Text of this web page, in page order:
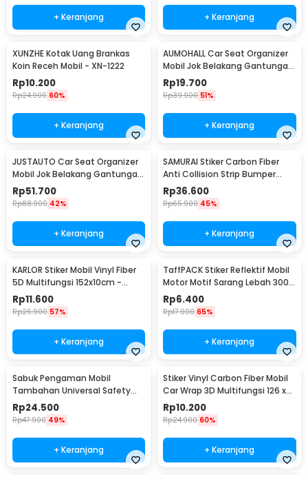
+ Keranjang + Keranjang
XUNZHE Kotak Uang Brankas
Koin Receh Mobil - XN-1222
Rp10.200
Rp24.900 60%
+ Keranjang
AUMOHALL Car Seat Organizer
Mobil Jok Belakang Gantungan
Barang Tisu - 0706
Rp19.700
Rp39.900 51%
+ Keranjang
JUSTAUTO Car Seat Organizer
Mobil Jok Belakang Gantungan
Barang Tisu - Z-354
Rp51.700
Rp88.900 42%
+ Keranjang
SAMURAI Stiker Carbon Fiber
Anti Collision Strip Bumper
Mobil 2.5M - TY354
Rp36.600
Rp65.900 45%
+ Keranjang
KARLOR Stiker Mobil Vinyl Fiber
5D Multifungsi 152x10cm -
TAA749
Rp11.600
Rp26.900 57%
+ Keranjang
TaffPACK Stiker Reflektif Mobil
Motor Motif Sarang Lebah 300 x
5 CM - ZA5800
Rp6.400
Rp17.900 65%
+ Keranjang
Sabuk Pengaman Mobil
Tambahan Universal Safety
Belt Extender - 2104
Rp24.500
Rp47.900 49%
+ Keranjang
Stiker Vinyl Carbon Fiber Mobil
Car Wrap 3D Multifungsi 126 x
30 cm
Rp10.200
Rp24.900 60%
+ Keranjang